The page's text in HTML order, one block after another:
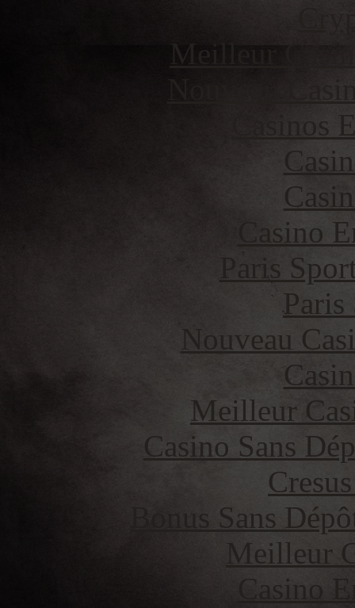
Casinos
Casino
Paris
Nouveau
Meilleur
Casino Sans
Bonus Sans
Meilleur
Casino